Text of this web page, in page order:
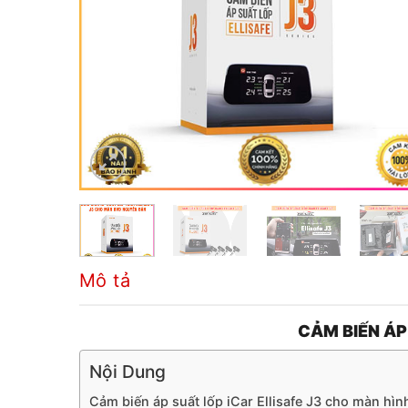
Mô tả
CẢM BIẾN
Nội Dung
Cảm biến áp suất lốp iCar Ellisafe J3 cho màn